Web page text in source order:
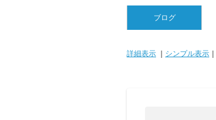
ブログ
詳細表示 シンプル表示